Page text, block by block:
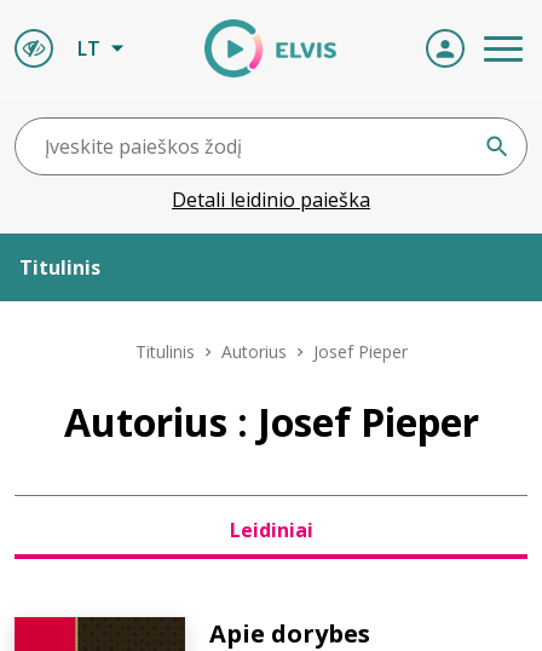
LT
Detali leidinio paieška
Titulinis
Leidiniai
Titulinis Autorius Josef Pieper
Autorius : Josef Pieper
Leidiniai
Apie dorybes